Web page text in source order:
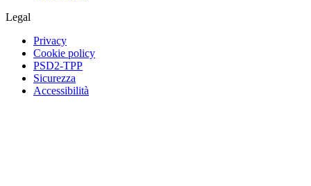
Legal
Privacy
Cookie policy
PSD2-TPP
Sicurezza
Accessibilità